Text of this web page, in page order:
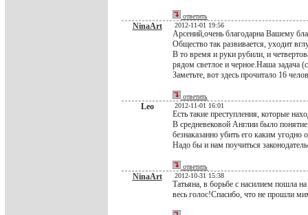
ответить
NinaArt 2012-11-01 19:56
Арсений,очень благодарна Вашему
Общество так развивается, уходит
В то время и руки рубили, и
рядом светлое и черное.Наша задача
Заметьте, вот здесь прочитало 16
ответить
Leo 2012-11-01 16:01
Есть такие преступления, которые
В средневековой Англии было
безнаказанно убить его каким угодно
Надо бы и нам поучиться
ответить
NinaArt 2012-10-31 15:38
Татьяна, в борьбе с насилием пошла
весь голос!Спасибо, что не прошли